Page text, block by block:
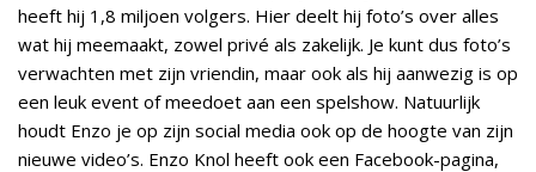
heeft hij 1,8 miljoen volgers. Hier deelt hij foto’s over alles
wat hij meemaakt, zowel privé als zakelijk. Je kunt dus foto’s
verwachten met zijn vriendin, maar ook als hij aanwezig is op
een leuk event of meedoet aan een spelshow. Natuurlijk
houdt Enzo je op zijn social media ook op de hoogte van zijn
nieuwe video’s. Enzo Knol heeft ook een Facebook-pagina,